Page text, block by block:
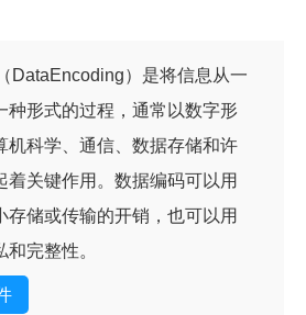
DataEncoding）是将信息从一
种形式的过程，通常以数字形
机科学、通信、数据存储和许
着关键作用。数据编码可以用
存储或传输的开销，也可以用
完整性。